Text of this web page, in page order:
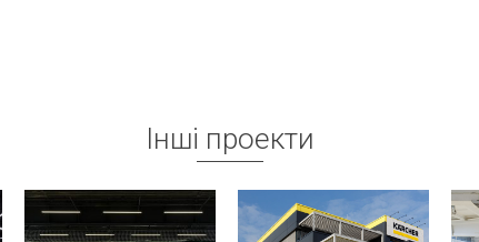
Інші проекти